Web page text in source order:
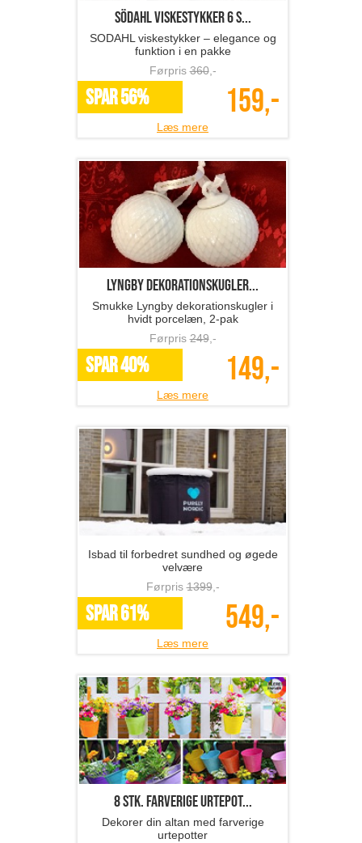
SÖDAHL viskestykker 6 s...
SODAHL viskestykker – elegance og
funktion i en pakke
Førpris360,-
SPAR 56% 159,-
Læs mere
Lyngby dekorationskugler...
Smukke Lyngby dekorationskugler i
hvidt porcelæn, 2-pak
Førpris249,-
SPAR 40% 149,-
Læs mere
Isbad til forbedret sundhed og øgede
velvære
Førpris1399,-
SPAR 61% 549,-
Læs mere
8 stk. farverige urtepot...
Dekorer din altan med farverige
urtepotter